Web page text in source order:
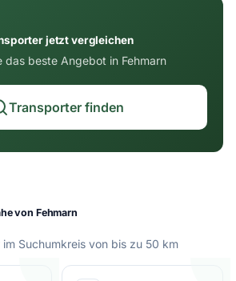
jetzt vergleichen
das beste Angebot in Fehmarn
Transporter finden
von Fehmarn
Suchumkreis von bis zu 50 km